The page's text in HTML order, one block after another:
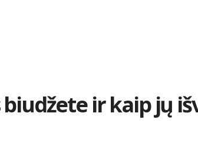
ir kaip jų